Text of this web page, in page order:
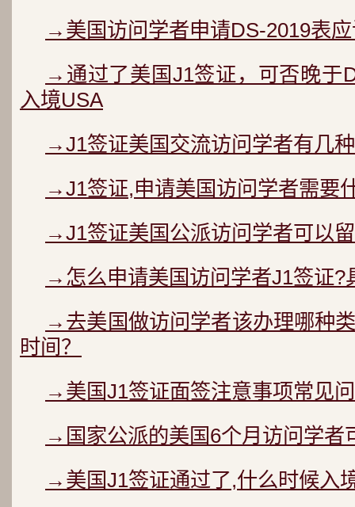
→美国访问学者申请DS-2019表
→通过了美国J1签证，可否晚于
入境USA
→J1签证美国交流访问学者有几
→J1签证,申请美国访问学者需要
→J1签证美国公派访问学者可以
→怎么申请美国访问学者J1签证?
→去美国做访问学者该办理哪种
时间？
→美国J1签证面签注意事项常见
→国家公派的美国6个月访问学者
→美国J1签证通过了,什么时候入